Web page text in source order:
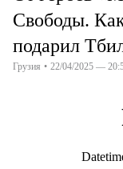
Свободы.
подарил
Грузия • 22/04/2025 —